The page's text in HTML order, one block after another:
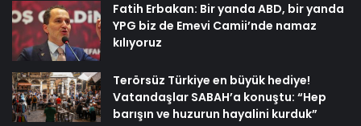
Fatih Erbakan: Bir yanda ABD, bir yanda
YPG biz de Emevi Camii’nde namaz
kılıyoruz
Terörsüz Türkiye en büyük hediye!
Vatandaşlar SABAH’a konuştu: “Hep
barışın ve huzurun hayalini kurduk”